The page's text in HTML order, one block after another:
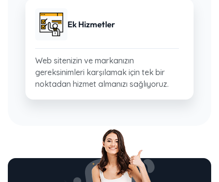
Ek Hizmetler
Web sitenizin ve markanızın
gereksinimleri karşılamak için tek bir
noktadan hizmet almanızı sağlıyoruz.